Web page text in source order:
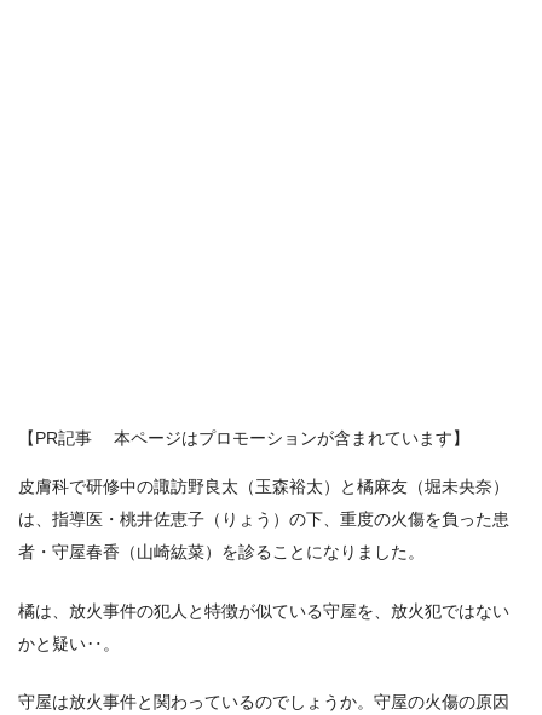
【PR記事 本ページはプロモーションが含まれています】
皮膚科で研修中の諏訪野良太（玉森裕太）と橘麻友（堀未央奈）
は、指導医・桃井佐恵子（りょう）の下、重度の火傷を負った患
者・守屋春香（山崎紘菜）を診ることになりました。
橘は、放火事件の犯人と特徴が似ている守屋を、放火犯ではない
かと疑い‥。
守屋は放火事件と関わっているのでしょうか。守屋の火傷の原因